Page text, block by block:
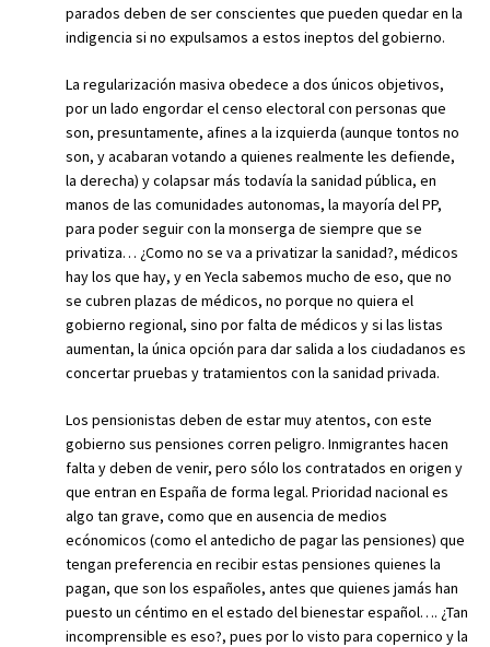
parados deben de ser conscientes que pueden quedar en la
indigencia si no expulsamos a estos ineptos del gobierno.
La regularización masiva obedece a dos únicos objetivos,
por un lado engordar el censo electoral con personas que
son, presuntamente, afines a la izquierda (aunque tontos no
son, y acabaran votando a quienes realmente les defiende,
la derecha) y colapsar más todavía la sanidad pública, en
manos de las comunidades autonomas, la mayoría del PP,
para poder seguir con la monserga de siempre que se
privatiza… ¿Como no se va a privatizar la sanidad?, médicos
hay los que hay, y en Yecla sabemos mucho de eso, que no
se cubren plazas de médicos, no porque no quiera el
gobierno regional, sino por falta de médicos y si las listas
aumentan, la única opción para dar salida a los ciudadanos es
concertar pruebas y tratamientos con la sanidad privada.
Los pensionistas deben de estar muy atentos, con este
gobierno sus pensiones corren peligro. Inmigrantes hacen
falta y deben de venir, pero sólo los contratados en origen y
que entran en España de forma legal. Prioridad nacional es
algo tan grave, como que en ausencia de medios
ecónomicos (como el antedicho de pagar las pensiones) que
tengan preferencia en recibir estas pensiones quienes la
pagan, que son los españoles, antes que quienes jamás han
puesto un céntimo en el estado del bienestar español…. ¿Tan
incomprensible es eso?, pues por lo visto para copernico y la